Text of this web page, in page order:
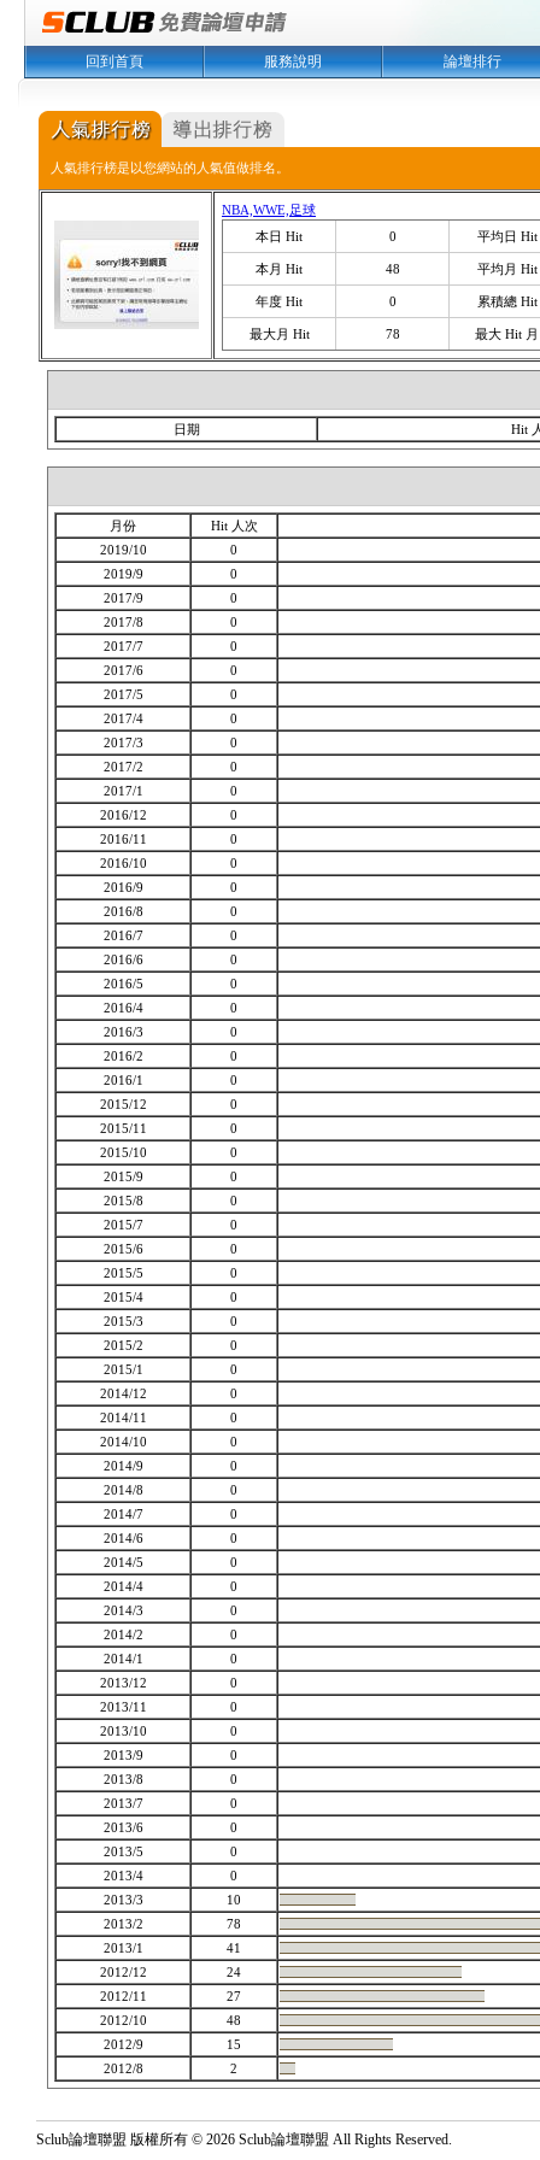
回到首頁 服務說明 論壇排行
人氣排行榜是以您網站的人氣值做排名。
NBA,WWE,足球
本日 Hit
0 平均日 Hit
本月 Hit 48 平均月 Hit
年度 Hit 0 累積總 Hit
最大月 Hit 78 最大 Hit 月
日期 Hit
月份
Hit 人次
2019/10
0
2019/9
0
2017/9
0
2017/8
0
2017/7
0
2017/6
0
2017/5
0
2017/4
0
2017/3
0
2017/2
0
2017/1
0
2016/12
0
2016/11
0
2016/10
0
2016/9
0
2016/8
0
2016/7
0
2016/6
0
2016/5
0
2016/4
0
2016/3
0
2016/2
0
2016/1
0
2015/12
0
2015/11
0
2015/10
0
2015/9
0
2015/8
0
2015/7
0
2015/6
0
2015/5
0
2015/4
0
2015/3
0
2015/2
0
2015/1
0
2014/12
0
2014/11
0
2014/10
0
2014/9
0
2014/8
0
2014/7
0
2014/6
0
2014/5
0
2014/4
0
2014/3
0
2014/2
0
2014/1
0
2013/12
0
2013/11
0
2013/10
0
2013/9
0
2013/8
0
2013/7
0
2013/6
0
2013/5
0
2013/4
0
2013/3
10
2013/2
78
2013/1
41
2012/12
24
2012/11
27
2012/10
48
2012/9
15
2012/8
2
Sclub論壇聯盟 版權所有 © 2026 Sclub論壇聯盟 All Rights Reserved.